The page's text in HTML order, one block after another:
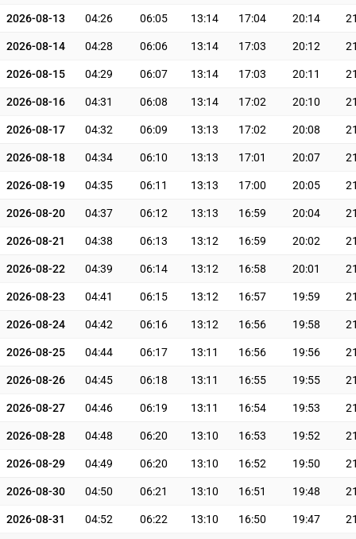
2026-08-13 04:26 06:05 13:14 17:04 20:14
2026-08-14 04:28 06:06 13:14 17:03 20:12
2026-08-15 04:29 06:07 13:14 17:03 20:11
2026-08-16 04:31 06:08 13:14 17:02 20:10
2026-08-17 04:32 06:09 13:13 17:02 20:08
2026-08-18 04:34 06:10 13:13 17:01 20:07
2026-08-19 04:35 06:11 13:13 17:00 20:05
2026-08-20 04:37 06:12 13:13 16:59 20:04
2026-08-21 04:38 06:13 13:12 16:59 20:02
2026-08-22 04:39 06:14 13:12 16:58 20:01
2026-08-23 04:41 06:15 13:12 16:57 19:59
2026-08-24 04:42 06:16 13:12 16:56 19:58
2026-08-25 04:44 06:17 13:11 16:56 19:56
2026-08-26 04:45 06:18 13:11 16:55 19:55
2026-08-27 04:46 06:19 13:11 16:54 19:53
2026-08-28 04:48 06:20 13:10 16:53 19:52
2026-08-29 04:49 06:20 13:10 16:52 19:50
2026-08-30 04:50 06:21 13:10 16:51 19:48
2026-08-31 04:52 06:22 13:10 16:50 19:47